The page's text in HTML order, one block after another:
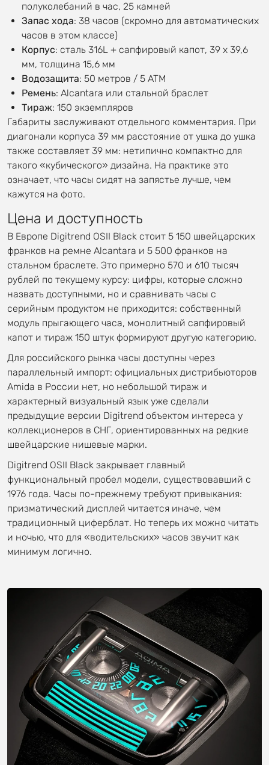
полуколебаний в час, 25 камней
Запас хода: 38 часов (скромно для автоматических
часов в этом классе)
Корпус: сталь 316L + сапфировый капот, 39 x 39,6
мм, толщина 15,6 мм
Водозащита: 50 метров / 5 ATM
Ремень: Alcantara или стальной браслет
Тираж: 150 экземпляров
Габариты заслуживают отдельного комментария. При
диагонали корпуса 39 мм расстояние от ушка до ушка
также составляет 39 мм: нетипично компактно для
такого «кубического» дизайна. На практике это
означает, что часы сидят на запястье лучше, чем
кажутся на фото.
Цена и доступность
В Европе Digitrend OSII Black стоит 5 150 швейцарских
франков на ремне Alcantara и 5 500 франков на
стальном браслете. Это примерно 570 и 610 тысяч
рублей по текущему курсу: цифры, которые сложно
назвать доступными, но и сравнивать часы с
серийным продуктом не приходится: собственный
модуль прыгающего часа, монолитный сапфировый
капот и тираж 150 штук формируют другую категорию.
Для российского рынка часы доступны через
параллельный импорт: официальных дистрибьюторов
Amida в России нет, но небольшой тираж и
характерный визуальный язык уже сделали
предыдущие версии Digitrend объектом интереса у
коллекционеров в СНГ, ориентированных на редкие
швейцарские нишевые марки.
Digitrend OSII Black закрывает главный
функциональный пробел модели, существовавший с
1976 года. Часы по-прежнему требуют привыкания:
призматический дисплей читается иначе, чем
традиционный циферблат. Но теперь их можно читать
и ночью, что для «водительских» часов звучит как
минимум логично.